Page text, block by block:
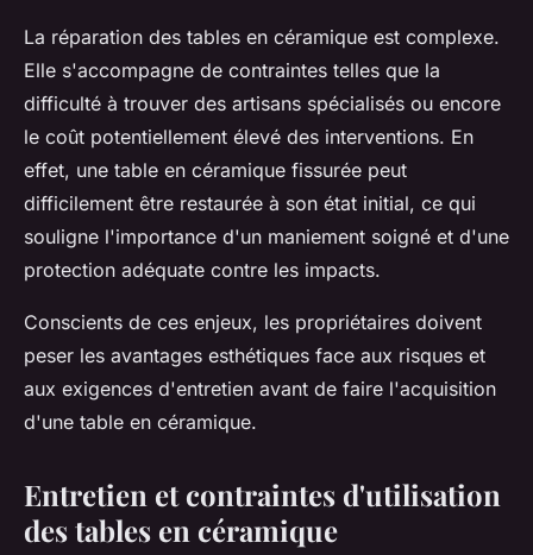
La réparation des tables en céramique est complexe.
Elle s'accompagne de contraintes telles que la
difficulté à trouver des artisans spécialisés ou encore
le coût potentiellement élevé des interventions. En
effet, une table en céramique fissurée peut
difficilement être restaurée à son état initial, ce qui
souligne l'importance d'un maniement soigné et d'une
protection adéquate contre les impacts.
Conscients de ces enjeux, les propriétaires doivent
peser les avantages esthétiques face aux risques et
aux exigences d'entretien avant de faire l'acquisition
d'une table en céramique.
Entretien et contraintes d'utilisation
des tables en céramique